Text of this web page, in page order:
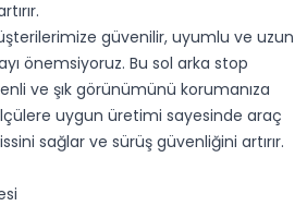
güvenilir, uyumlu ve uzun
önemsiyoruz. Bu sol arka stop
ve şık görünümünü korumanıza
uygun üretimi sayesinde araç
sağlar ve sürüş güvenliğini artırır.